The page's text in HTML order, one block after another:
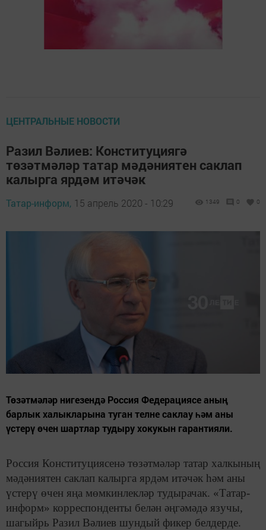
ЦЕНТРАЛЬНЫЕ НОВОСТИ
Разил Вәлиев: Конституциягә
төзәтмәләр татар мәдәниятен саклап
калырга ярдәм итәчәк
Татар-информ, 15 апрель 2020 - 10:29 1349 0 0
Төзәтмәләр нигезендә Россия Федерациясе аның
барлык халыкларына туган телне саклау һәм аны
үстерү өчен шартлар тудыру хокукын гарантияли.
Россия Конституциясенә төзәтмәләр татар халкының
мәдәниятен саклап калырга ярдәм итәчәк һәм аны
үстерү өчен яңа мөмкинлекләр тудырачак. «Татар-
информ» корреспонденты белән әңгәмәдә язучы,
шагыйрь Разил Вәлиев шундый фикер белдерде.